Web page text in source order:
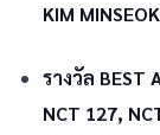
KIM
รางวัล BEST
NCT 127,